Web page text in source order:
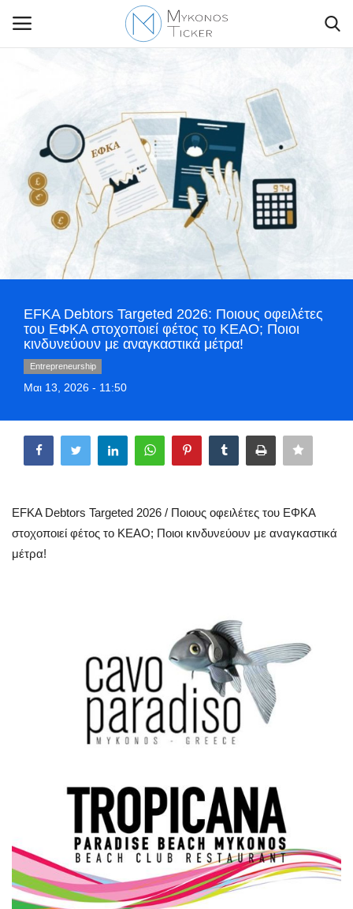
Contact Us
Politique
Business
Style Adorés
Greece
Arts & Culture
Mykonos Ticker TV
Science & Tech
Σεβασμιώτατος Δωρόθεος Β’
Cost Of Living Crisis
Opinion + Analysis
EFKA Debtors Targeted 2026: Ποιους οφειλέτες
του ΕΦΚΑ στοχοποιεί φέτος το ΚΕΑΟ; Ποιοι
κινδυνεύουν με αναγκαστικά μέτρα!
Entrepreneurship
Μαι 13, 2026 - 11:50
EFKA Debtors Targeted 2026 / Ποιους οφειλέτες του ΕΦΚΑ
στοχοποιεί φέτος το ΚΕΑΟ; Ποιοι κινδυνεύουν με αναγκαστικά
μέτρα!